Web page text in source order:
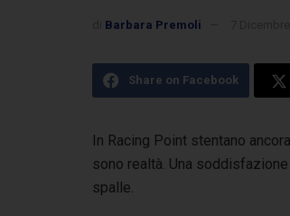
Barbara Premoli
Share on Facebook
In Racing Point stentano
sono realtà. Una
spalle.